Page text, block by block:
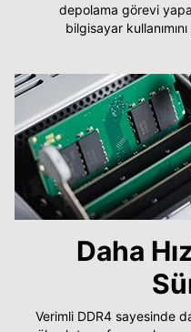
depolama görevi
bilgisayar
Daha
Verimli DDR4 sayesinde